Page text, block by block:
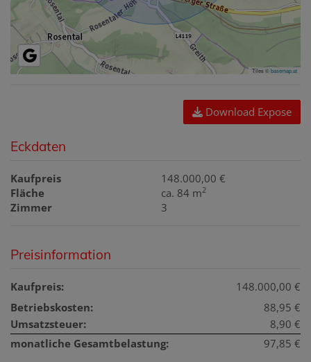
Tiles ©basemap.at
Download Expose
Eckdaten
Kaufpreis
148.000,00 €
Fläche
ca. 84 m2
Zimmer 3
Preisinformation
Kaufpreis:
148.000,00 €
Betriebskosten:
88,95 €
Umsatzsteuer:
8,90 €
monatliche Gesamtbelastung:
97,85 €